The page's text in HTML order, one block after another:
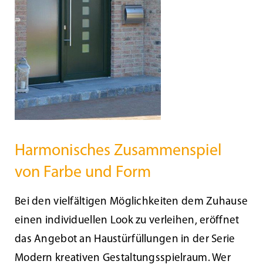
Beschattung
Fensterbänke
Shop
Unternehmen
Karriere
Nachhaltigkeit
Harmonisches Zusammenspiel
von Farbe und Form
Bei den vielfältigen Möglichkeiten dem Zuhause
einen individuellen Look zu verleihen, eröffnet
das Angebot an Haustürfüllungen in der Serie
Modern kreativen Gestaltungsspielraum. Wer